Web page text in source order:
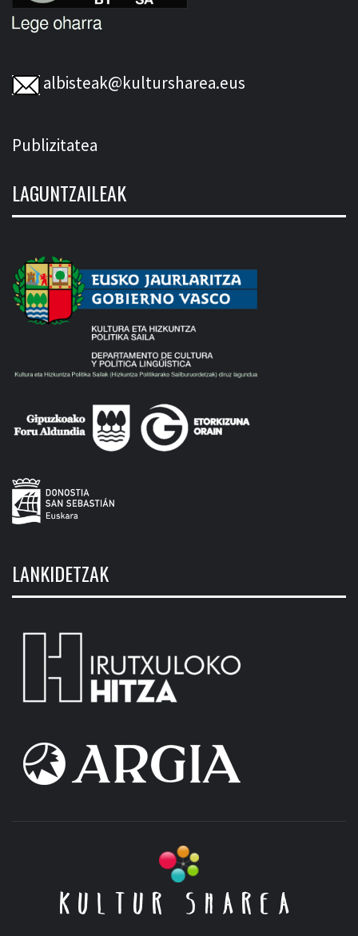
albisteak@kultursharea.eus
Publizitatea
LAGUNTZAILEAK
LANKIDETZAK
KULTUR SHAREA